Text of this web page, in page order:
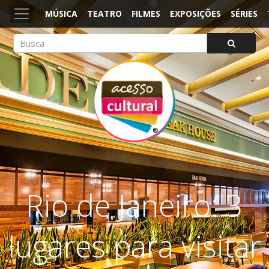
MÚSICA TEATRO FILMES EXPOSIÇÕES SÉRIES
ACESSO CULTURAL
Arte, Cultura Pop e Entretenimento
Rio de Janeiro: 3
lugares para visitar